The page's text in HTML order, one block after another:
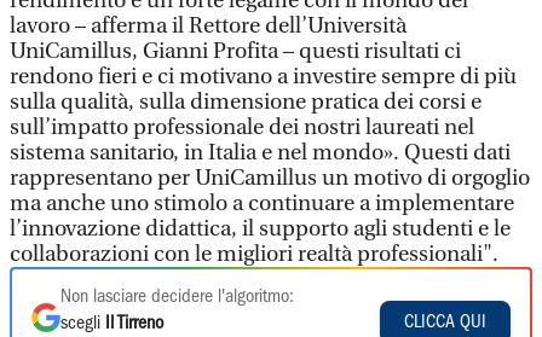
lavoro – afferma il Rettore dell’Università
UniCamillus, Gianni Profita – questi risultati ci
rendono fieri e ci motivano a investire sempre di più
sulla qualità, sulla dimensione pratica dei corsi e
sull’impatto professionale dei nostri laureati nel
sistema sanitario, in Italia e nel mondo». Questi dati
rappresentano per UniCamillus un motivo di orgoglio
ma anche uno stimolo a continuare a implementare
l’innovazione didattica, il supporto agli studenti e le
collaborazioni con le migliori realtà professionali".
Non lasciare decidere l'algoritmo:
scegli
Il Tirreno
CLICCA QUI